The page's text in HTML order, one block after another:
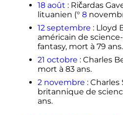
18 août : Ričardas
lituanien (° 8
12 septembre : Lloyd
américain de
fantasy, mort à 79 ans.
21 octobre : Charles
mort à 83 ans.
2 novembre :
britannique de
ans.